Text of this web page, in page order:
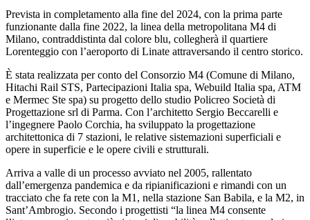
Prevista in completamento alla fine del 2024, con la prima parte
funzionante dalla fine 2022, la linea della metropolitana M4 di
Milano, contraddistinta dal colore blu, collegherà il quartiere
Lorenteggio con l’aeroporto di Linate attraversando il centro storico.
È stata realizzata per conto del Consorzio M4 (Comune di Milano,
Hitachi Rail STS, Partecipazioni Italia spa, Webuild Italia spa, ATM
e Mermec Ste spa) su progetto dello studio Policreo Società di
Progettazione srl di Parma. Con l’architetto Sergio Beccarelli e
l’ingegnere Paolo Corchia, ha sviluppato la progettazione
architettonica di 7 stazioni, le relative sistemazioni superficiali e
opere in superficie e le opere civili e strutturali.
Arriva a valle di un processo avviato nel 2005, rallentato
dall’emergenza pandemica e da ripianificazioni e rimandi con un
tracciato che fa rete con la M1, nella stazione San Babila, e la M2, in
Sant’Ambrogio. Secondo i progettisti “la linea M4 consente